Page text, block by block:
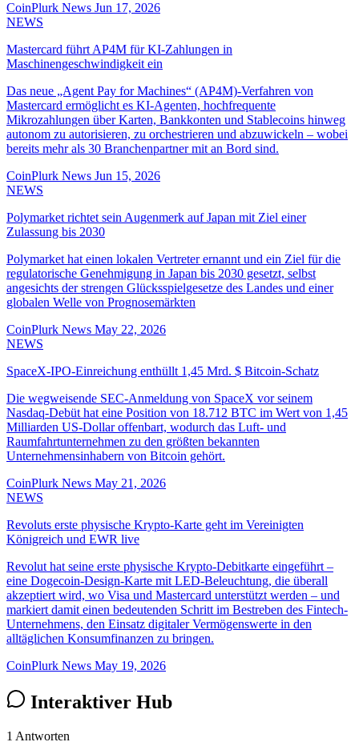
CoinPlurk News Jun 17, 2026
NEWS
Mastercard führt AP4M für KI-Zahlungen in
Maschinengeschwindigkeit ein
Das neue „Agent Pay for Machines“ (AP4M)-Verfahren von
Mastercard ermöglicht es KI-Agenten, hochfrequente
Mikrozahlungen über Karten, Bankkonten und Stablecoins hinweg
autonom zu autorisieren, zu orchestrieren und abzuwickeln – wobei
bereits mehr als 30 Branchenpartner mit an Bord sind.
CoinPlurk News Jun 15, 2026
NEWS
Polymarket richtet sein Augenmerk auf Japan mit Ziel einer
Zulassung bis 2030
Polymarket hat einen lokalen Vertreter ernannt und ein Ziel für die
regulatorische Genehmigung in Japan bis 2030 gesetzt, selbst
angesichts der strengen Glücksspielgesetze des Landes und einer
globalen Welle von Prognosemärkten
CoinPlurk News May 22, 2026
NEWS
SpaceX-IPO-Einreichung enthüllt 1,45 Mrd. $ Bitcoin-Schatz
Die wegweisende SEC-Anmeldung von SpaceX vor seinem
Nasdaq-Debüt hat eine Position von 18.712 BTC im Wert von 1,45
Milliarden US-Dollar offenbart, wodurch das Luft- und
Raumfahrtunternehmen zu den größten bekannten
Unternehmensinhabern von Bitcoin gehört.
CoinPlurk News May 21, 2026
NEWS
Revoluts erste physische Krypto-Karte geht im Vereinigten
Königreich und EWR live
Revolut hat seine erste physische Krypto-Debitkarte eingeführt –
eine Dogecoin-Design-Karte mit LED-Beleuchtung, die überall
akzeptiert wird, wo Visa und Mastercard unterstützt werden – und
markiert damit einen bedeutenden Schritt im Bestreben des Fintech-
Unternehmens, den Einsatz digitaler Vermögenswerte in den
alltäglichen Konsumfinanzen zu bringen.
CoinPlurk News May 19, 2026
Interaktiver Hub
1 Antworten